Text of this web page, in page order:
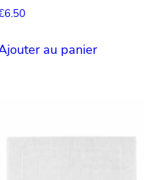
6.50
au panier